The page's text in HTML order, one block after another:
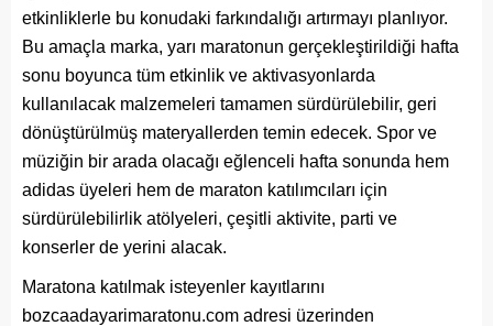
etkinliklerle bu konudaki farkındalığı artırmayı planlıyor.
Bu amaçla marka, yarı maratonun gerçekleştirildiği hafta
sonu boyunca tüm etkinlik ve aktivasyonlarda
kullanılacak malzemeleri tamamen sürdürülebilir, geri
dönüştürülmüş materyallerden temin edecek. Spor ve
müziğin bir arada olacağı eğlenceli hafta sonunda hem
adidas üyeleri hem de maraton katılımcıları için
sürdürülebilirlik atölyeleri, çeşitli aktivite, parti ve
konserler de yerini alacak.
Maratona katılmak isteyenler kayıtlarını
bozcaadayarimaratonu.com adresi üzerinden